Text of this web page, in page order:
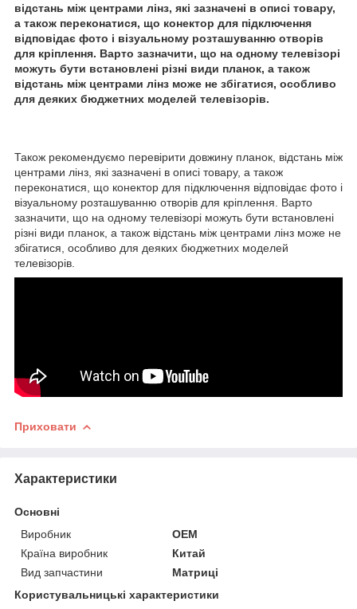
відстань між центрами лінз, які зазначені в описі товару,
а також переконатися, що конектор для підключення
відповідає фото і візуальному розташуванню отворів
для кріплення. Варто зазначити, що на одному телевізорі
можуть бути встановлені різні види планок, а також
відстань між центрами лінз може не збігатися, особливо
для деяких бюджетних моделей телевізорів.
Також рекомендуємо перевірити довжину планок, відстань між
центрами лінз, які зазначені в описі товару, а також
переконатися, що конектор для підключення відповідає фото і
візуальному розташуванню отворів для кріплення. Варто
зазначити, що на одному телевізорі можуть бути встановлені
різні види планок, а також відстань між центрами лінз може не
збігатися, особливо для деяких бюджетних моделей
телевізорів.
Приховати
Характеристики
Основні
Виробник
OEM
Країна виробник
Китай
Вид запчастини
Матриці
Користувальницькі характеристики